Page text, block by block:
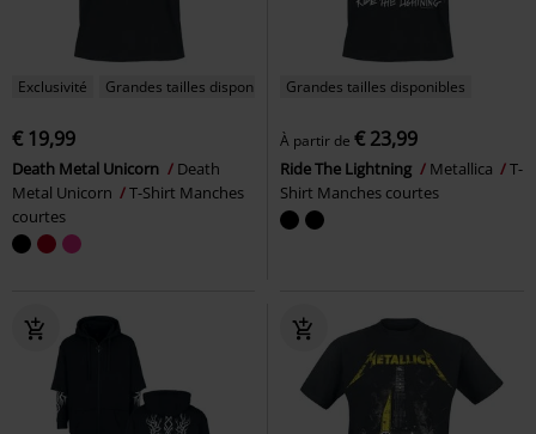
Exclusivité Grandes tailles disponibles
€ 19,99
Death Metal Unicorn
Death
Metal Unicorn
T-Shirt Manches
courtes
Grandes tailles disponibles
À partir de € 23,99
Ride The Lightning Metallica
T-
Shirt Manches courtes